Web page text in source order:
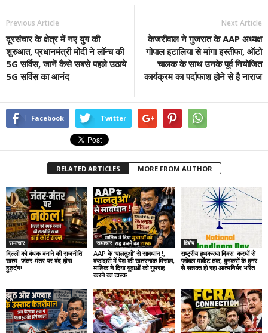
Previous Article
दूरसंचार के क्षेत्र में नए युग की
शुरुआत, प्रधानमंत्री मोदी ने लॉन्च की
5G सर्विस, जानें कैसे सबसे पहले उठाये
5G सर्विस का आनंद
Next Article
केजरीवाल ने गुजरात के AAP अध्यक्ष
गोपाल इटालिया से मांगा इस्तीफा, ऑटो
चालक के साथ उनके पूर्व नियोजित
कार्यक्रम का पर्दाफाश होने से है नाराज
Facebook Twitter
RELATED ARTICLES MORE FROM AUTHOR
समाचार
दिल्ली को बंधक बनाने की राजनीति
खत्म: जंतर-मंतर पर बंद होगा
हुड़दंग!
समाचार
AAP के ‘पालतुओं’ से सावधान !,
वफादारी में पेश की खतरनाक मिसाल,
मालिक ने दिया युवाओं को गुमराह
करने का टास्क
विशेष
राष्ट्रीय हथकरघा दिवस: करघों से
ग्लोबल मार्केट तक, बुनकरों के हुनर
से सशक्त हो रहा आत्मनिर्भर भारत